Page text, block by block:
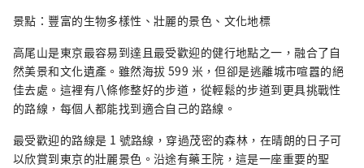
景點：豐富的生物多樣性、壯麗的景色、文化地標
高尾山是東京最容易到達且最受歡迎的健行地點之一，融合了自
然美景和文化遺產。雖然海拔 599 米，但卻是逃離城市喧囂的絕
佳去處。這裡有八條修整好的步道，從輕鬆的步道到更具挑戰性
的路線，每個人都能找到適合自己的路線。
最受歡迎的路線是 1 號路線，穿過茂密的森林，在晴朗的日子可
以欣賞到東京的壯麗景色。沿途有藥王院，這是一座重要的聖